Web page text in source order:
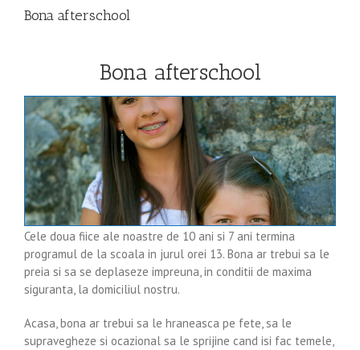
Image
Bona afterschool
Bona afterschool
Cele doua fiice ale noastre de 10 ani si 7 ani termina
programul de la scoala in jurul orei 13. Bona ar trebui sa le
preia si sa se deplaseze impreuna, in conditii de maxima
siguranta, la domiciliul nostru.
Acasa, bona ar trebui sa le hraneasca pe fete, sa le
supravegheze si ocazional sa le sprijine cand isi fac temele,